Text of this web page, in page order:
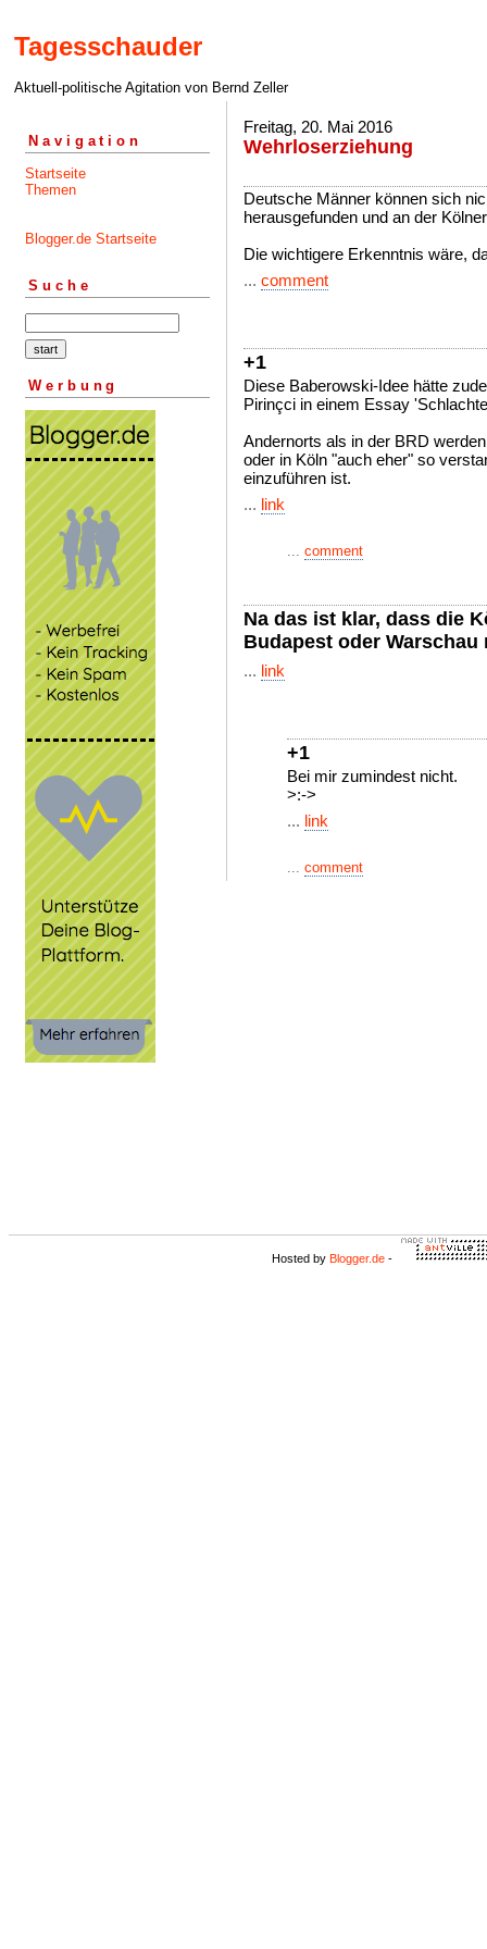
Tagesschauder
Aktuell-politische Agitation von Bernd Zeller
Navigation
Startseite
Themen
Blogger.de Startseite
Suche
Werbung
Freitag, 20. Mai 2016
Wehrloserziehung
Deutsche Männer können sich
herausgefunden und an der
Die wichtigere Erkenntnis wäre,
... comment
+1
Diese Baberowski-Idee hätte
Pirinçci in einem Essay
Andernorts als in der BRD
oder in Köln "auch eher" so
einzuführen ist.
... link
... comment
Na das ist klar, dass die
Budapest oder
... link
+1
Bei mir zumindest nicht.
>:->
... link
... comment
Hosted by Blogger.de -